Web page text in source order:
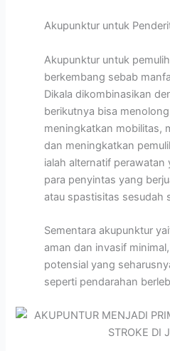
Akupunktur untuk
Akupunktur untuk
berkembang sebab
Dikala dikombinasikan
berikutnya bisa
meningkatkan mobilitas,
dan meningkatkan
ialah alternatif
para penyintas yang
atau spastisitas sesudah
Sementara akupunktur
aman dan invasif
potensial yang
seperti pendarahan